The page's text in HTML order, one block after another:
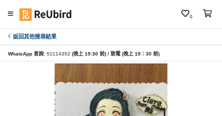
0
返回其他搜尋結果
WhatsApp 查詢: 51114352 (晚上 19:30 前) / 致電 (晚上 19：30 前)
繁
中
E